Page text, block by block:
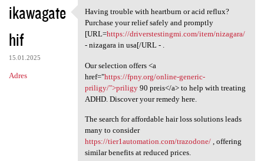
ikawagate
hif
15.01.2025
Adres
Having trouble with heartburn
Having trouble with heartburn or acid reflux?
Purchase your relief safely and promptly
[URL=https://driverstestingmi.com/item/nizagara/
- nizagara in usa[/URL - .
Our selection offers <a
href="https://fpny.org/online-generic-
priligy/">priligy90 preis</a> to help with treating
ADHD. Discover your remedy here.
The search for affordable hair loss solutions leads
many to consider
https://tier1automation.com/trazodone/, offering
similar benefits at reduced prices.